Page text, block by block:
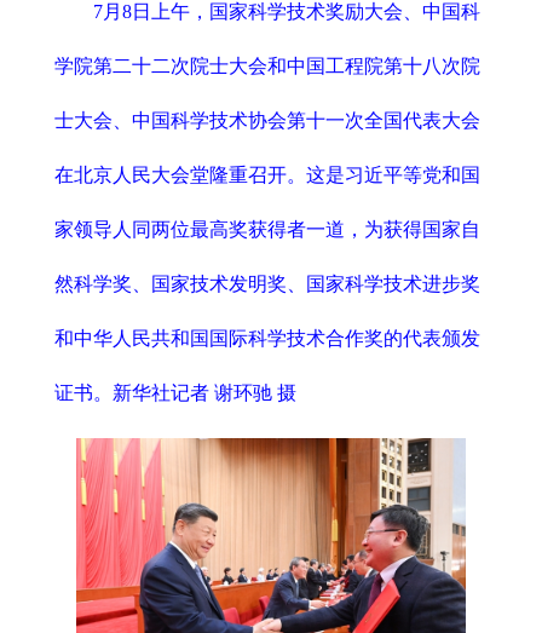
7月8日上午，国家科学技术奖励大会、中国科
学院第二十二次院士大会和中国工程院第十八次院
士大会、中国科学技术协会第十一次全国代表大会
在北京人民大会堂隆重召开。这是习近平等党和国
家领导人同两位最高奖获得者一道，为获得国家自
然科学奖、国家技术发明奖、国家科学技术进步奖
和中华人民共和国国际科学技术合作奖的代表颁发
证书。新华社记者 谢环驰 摄